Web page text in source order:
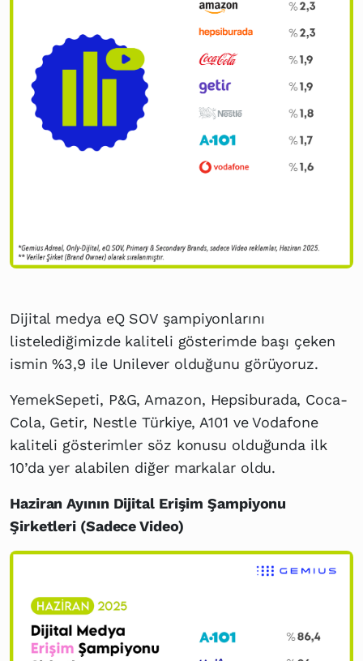
Dijital medya eQ SOV şampiyonlarını
listelediğimizde kaliteli gösterimde başı çeken
ismin %3,9 ile Unilever olduğunu görüyoruz.
YemekSepeti, P&G, Amazon, Hepsiburada, Coca-
Cola, Getir, Nestle Türkiye, A101 ve Vodafone
kaliteli gösterimler söz konusu olduğunda ilk
10’da yer alabilen diğer markalar oldu.
Haziran Ayının Dijital Erişim Şampiyonu
Şirketleri (Sadece Video)